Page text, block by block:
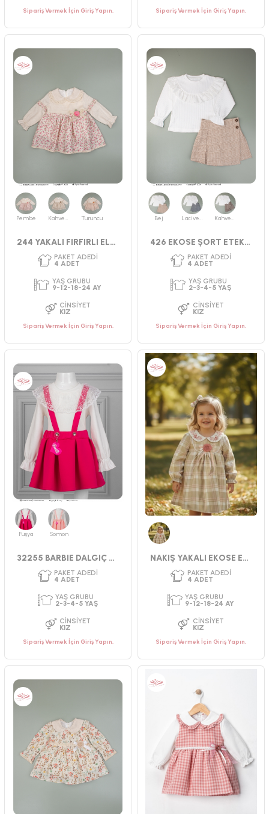
PAKET ADEDI
2-3-4-5 YAŞ
CINSIYET
KIZ
PAKET ADEDI
4 ADET
2-3-4-5 YAŞ
CINSIYET
KIZ
PAKET ADEDI
4ADET
YAŞ GRUBU
2-3-4-5 YAŞ
CINSIYET
Sipariş Vermek İçin Giriş Yapın.
PAKET ADEDI
4ADET
CINSIYET
Sipariş Vermek İçin Giriş Yapın.
Pembe Kahverengi Turuncu
244 YAKALI FIRFIRLI ELBİSE
Sipariş Vermek İçin Giriş Yapın.
Bej Lacivert Kahverengi
426 EKOSE ŞORT ETEKLİ TAKIM
Sipariş Vermek İçin Giriş Yapın.
Fuşya Somon
32255 BARBIE DALGIÇ ELBİSE 2-3-4-5
Sipariş Vermek İçin Giriş Yapın.
NAKIŞ YAKALI EKOSE ELBİSE
Sipariş Vermek İçin Giriş Yapın.